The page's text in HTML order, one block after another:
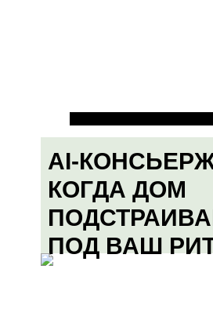
AI-
КОГДА ДОМ
ПОД ВАШ